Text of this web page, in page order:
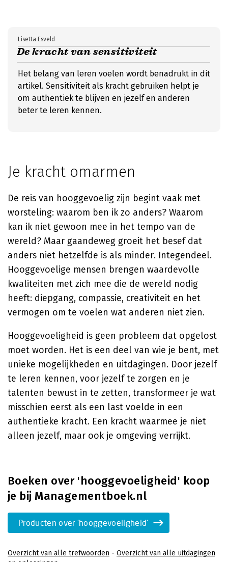
De kracht van sensitiviteit
Lisetta Esveld
Het belang van leren voelen wordt benadrukt in dit
artikel. Sensitiviteit als kracht gebruiken helpt je
om authentiek te blijven en jezelf en anderen
beter te leren kennen.
Je kracht omarmen
De reis van hooggevoelig zijn begint vaak met
worsteling: waarom ben ik zo anders? Waarom
kan ik niet gewoon mee in het tempo van de
wereld? Maar gaandeweg groeit het besef dat
anders niet hetzelfde is als minder. Integendeel.
Hooggevoelige mensen brengen waardevolle
kwaliteiten met zich mee die de wereld nodig
heeft: diepgang, compassie, creativiteit en het
vermogen om te voelen wat anderen niet zien.
Hooggevoeligheid is geen probleem dat opgelost
moet worden. Het is een deel van wie je bent, met
unieke mogelijkheden en uitdagingen. Door jezelf
te leren kennen, voor jezelf te zorgen en je
talenten bewust in te zetten, transformeer je wat
misschien eerst als een last voelde in een
authentieke kracht. Een kracht waarmee je niet
alleen jezelf, maar ook je omgeving verrijkt.
Boeken over 'hooggevoeligheid' koop
je bij Managementboek.nl
Producten over 'hooggevoeligheid'
Overzicht van alle trefwoorden - Overzicht van alle uitdagingen